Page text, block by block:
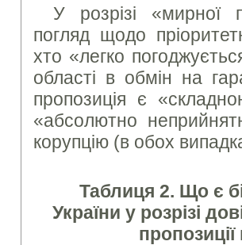
У розрізі «мирної
погляд щодо
хто «легко
області в обмін на
пропозиція є
«абсолютно
корупцію (в обох
Таблиця 2. Що є
України у розрізі